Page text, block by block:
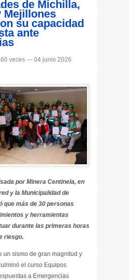
de Michilla,
Mejillones
su capacidad
ante
veces — 04 junio 2026
por Minera Centinela, en
y la Municipalidad de
que más de 30 personas
y herramientas
durante las primeras horas
riesgo.
un sismo de gran magnitud y
el curso Equipos
a Emergencias